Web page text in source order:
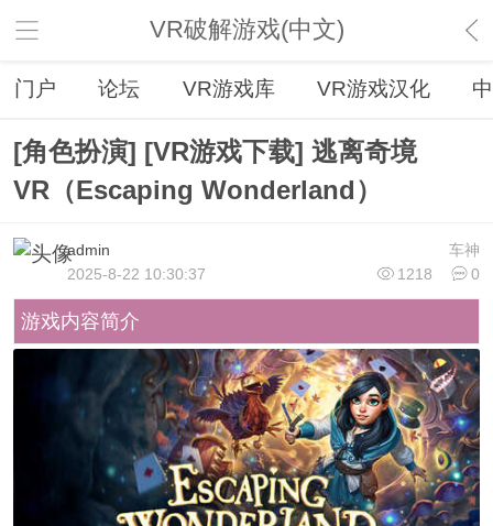
VR破解游戏(中文)
门户 论坛 VR游戏库 VR游戏汉化
[角色扮演] [VR游戏下载] 逃离奇境
VR（Escaping Wonderland）
车神
admin
1218
0
2025-8-22 10:30:37
游戏内容简介